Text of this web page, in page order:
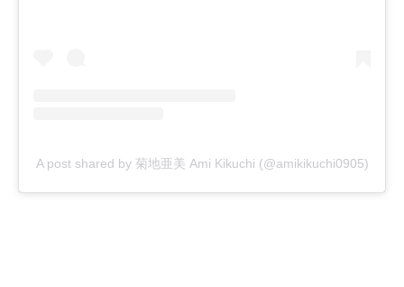
A post shared by 菊地亜美 Ami Kikuchi (@amikikuchi0905)